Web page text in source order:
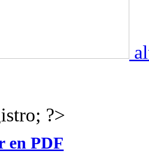
?>
en PDF